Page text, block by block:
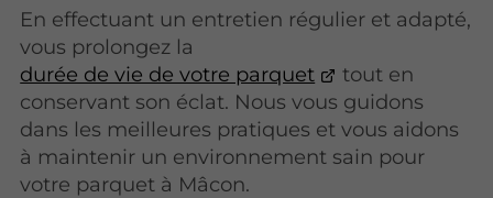
En effectuant un entretien régulier et adapté,
vous prolongez la
durée de vie de votre parquet
tout en
conservant son éclat. Nous vous guidons
dans les meilleures pratiques et vous aidons
à maintenir un environnement sain pour
votre parquet à Mâcon.